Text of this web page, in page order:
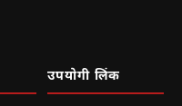
उपयोगी लिंक